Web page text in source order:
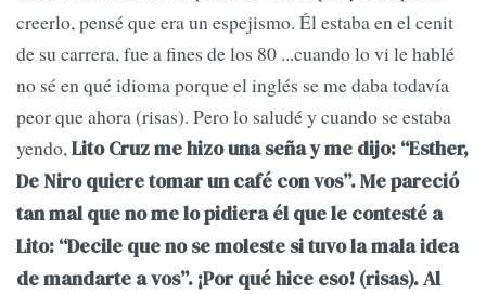
creerlo, pensé que era un espejismo. Él estaba en el cenit
de su carrera, fue a fines de los 80 ...cuando lo vi le hablé
no sé en qué idioma porque el inglés se me daba todavía
peor que ahora (risas). Pero lo saludé y cuando se estaba
yendo,Lito Cruz me hizo una seña y me dijo: “Esther,
De Niro quiere tomar un café con vos”. Me pareció
tan mal que no me lo pidiera él que le contesté a
Lito: “Decile que no se moleste si tuvo la mala idea
de mandarte a vos”. ¡Por qué hice eso! (risas). Al